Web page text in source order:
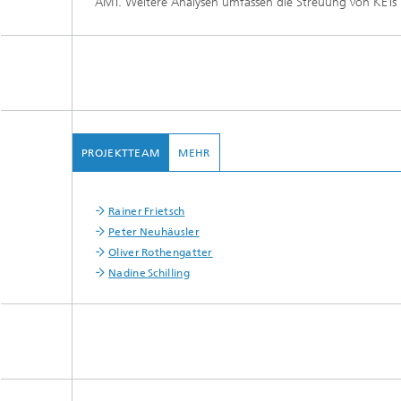
PROJEKTTEAM
Rainer Frietsch
Peter Neuhäusler
Oliver Rothengatter
Nadine Schilling
MEHR